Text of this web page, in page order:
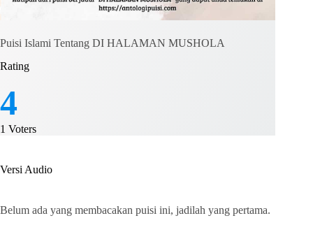
Puisi Islami Tentang DI HALAMAN MUSHOLA
Rating
4
1 Voters
Versi Audio
Belum ada yang membacakan puisi ini, jadilah yang pertama.